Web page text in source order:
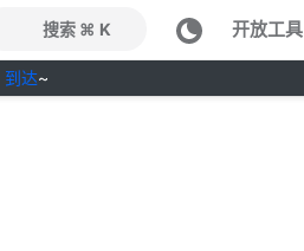
搜索 ⌘ K 开放工具
到达~